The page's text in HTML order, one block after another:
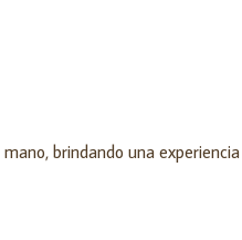
brindando una